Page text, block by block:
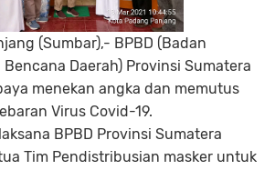
(Sumbar),- BPBD (Badan
Daerah) Provinsi Sumatera
menekan angka dan memutus
Virus Covid-19.
BPBD Provinsi Sumatera
Tim Pendistribusian masker untuk